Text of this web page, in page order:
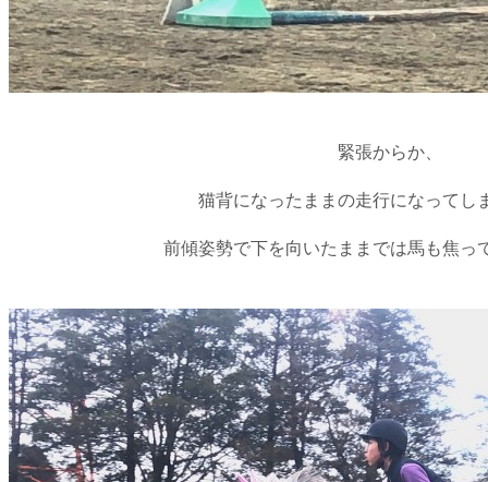
緊張からか、
猫背になったままの走行になってし
前傾姿勢で下を向いたままでは馬も焦っ